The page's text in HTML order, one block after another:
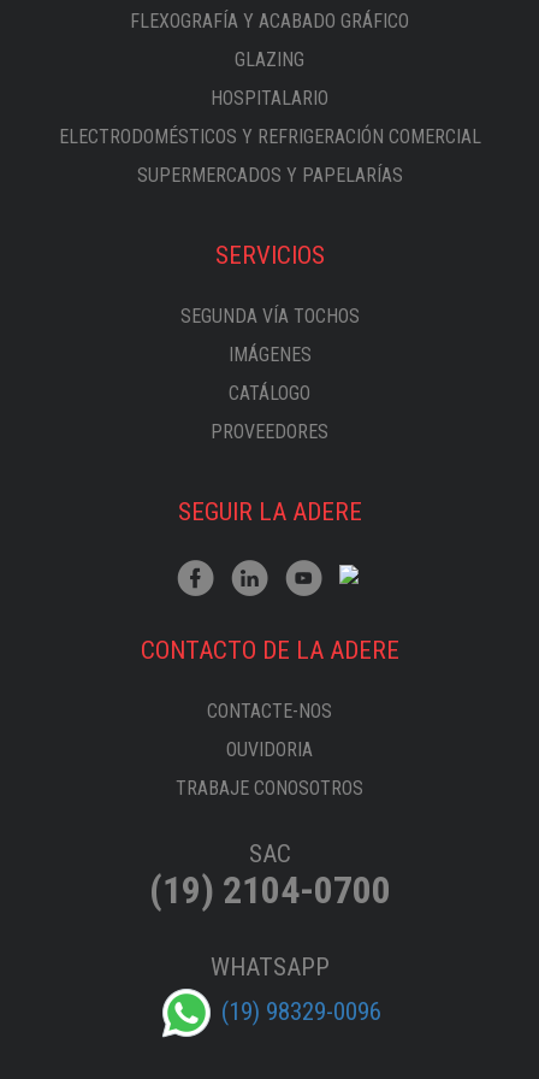
FLEXOGRAFÍA Y ACABADO GRÁFICO
GLAZING
HOSPITALARIO
ELECTRODOMÉSTICOS Y REFRIGERACIÓN COMERCIAL
SUPERMERCADOS Y PAPELARÍAS
SERVICIOS
SEGUNDA VÍA TOCHOS
IMÁGENES
CATÁLOGO
PROVEEDORES
SEGUIR LA ADERE
CONTACTO DE LA ADERE
CONTACTE-NOS
OUVIDORIA
TRABAJE CONOSOTROS
SAC
(19) 2104-0700
WHATSAPP
(19) 98329-0096